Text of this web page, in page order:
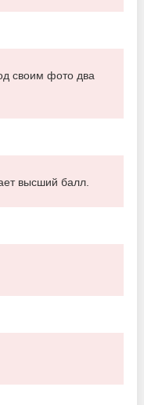
своим фото два
высший балл.